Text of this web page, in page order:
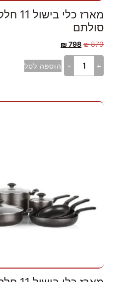
סולתם
879
₪
798
₪
+
- הוספה לסל